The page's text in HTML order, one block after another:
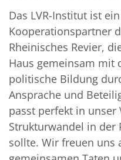
Das LVR-Institut ist
Kooperationspartner
Rheinisches Revier,
Haus gemeinsam mit
politische Bildung
Ansprache und
passt perfekt in unser
Strukturwandel in der
sollte. Wir freuen uns